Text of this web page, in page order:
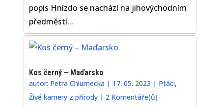
popis Hnízdo se nachází na jihovýchodním
předměstí...
Kos černý – Maďarsko
autor: Petra Chlumecka | 17. 05. 2023 | Ptáci,
Živé kamery z přírody | 2 Komentáře(ů)